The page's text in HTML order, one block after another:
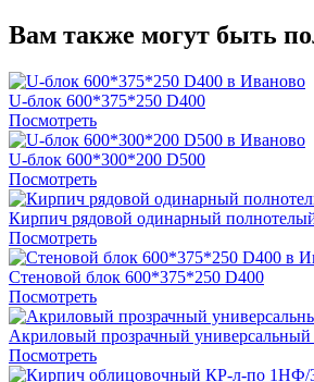
Вам также могут быть
U-блок 600*375*250 D400
Посмотреть
U-блок 600*300*200 D500
Посмотреть
Кирпич рядовой одинарный
Посмотреть
Стеновой блок 600*375*250 D400
Посмотреть
Акриловый прозрачный универсальный
Посмотреть